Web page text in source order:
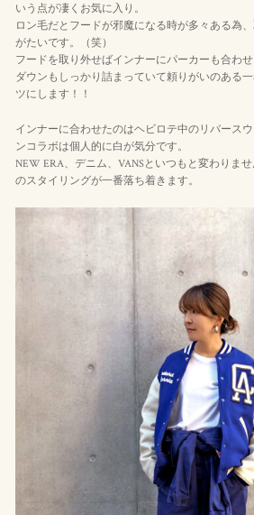
いう点が凄くお気に入り。
ロン毛だとフードが邪魔になる時が多々ある為
がたいです。（笑）
フードを取り外せばインナーにパーカーも合わせ
ダウンもしっかり詰まっていて頼りがいのある
ツにします！！
インナーに合わせたのはヘビロテ中のリバース
ンコラボは個人的に白が気分です。
NEW ERA、デニム、VANSといつもと変わりま
のスタイリングが一番落ち着きます。